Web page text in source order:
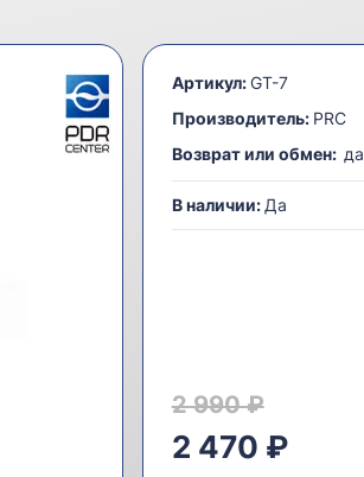
Артикул:GT-7
Производитель: PRC
Возврат или обмен: да
В наличии: Да
2 990 ₽
2 470 ₽